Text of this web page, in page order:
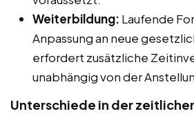
Weiterbildung: Laufende
Anpassung an neue
erfordert zusätzliche
unabhängig von der
Unterschiede in der